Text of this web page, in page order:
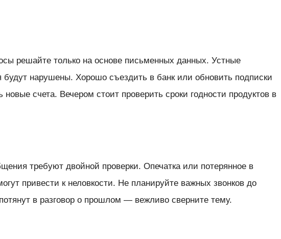
решайте только на основе письменных данных. Устные
будут нарушены. Хорошо съездить в банк или обновить подписки
счета. Вечером стоит проверить сроки годности продуктов в
требуют двойной проверки. Опечатка или потерянное в
привести к неловкости. Не планируйте важных звонков до
в разговор о прошлом — вежливо сверните тему.